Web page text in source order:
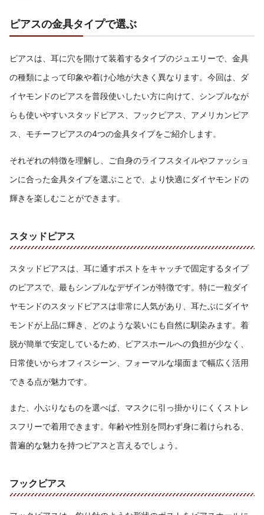
ピアスの金具タイプで選ぶ
ピアスは、耳に穴を開けて装着するタイプのジュエリーで、金具
の種類によって印象や着け心地が大きく異なります。今回は、ダ
イヤモンドのピアスを普段使いしたい方に向けて、シンプルなが
らも使いやすいスタッドピアス、フックピアス、アメリカンピア
ス、モチーフピアスの4つの金具タイプをご紹介します。
それぞれの特徴を理解し、ご自身のライフスタイルやファッショ
ンに合った金具タイプを選ぶことで、より快適にダイヤモンドの
輝きを楽しむことができます。
スタッドピアス
スタッドピアスは、耳に通すポストをキャッチで固定するタイプ
のピアスで、最もシンプルなデザインが特徴です。特に一粒ダイ
ヤモンドのスタッドピアスは非常に人気があり、耳たぶにダイヤ
モンドが上品に輝き、どのような装いにも自然に馴染みます。着
脱が簡単で安定しているため、ピアスホールへの負担が少なく、
日常使いからオフィスシーン、フォーマルな場面まで幅広く活用
できる点が魅力です。
また、小ぶりなものを選べば、マスクに引っ掛かりにくくストレ
スフリーで着用できます。年齢や性別を問わず身に着けられる、
普遍的な魅力を持つピアスと言えるでしょう。
フックピアス